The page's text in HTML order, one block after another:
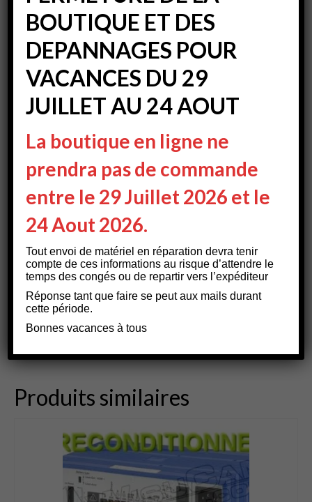
Brand
Description
Le générateur D+ est utilisé lorsque le connecteur D+ disponible
normalement sur l’alternateur (il fournit un signal dès que
l’alternateur et donc le moteur sont en
marche) est difficilement accessible ou si le véhicule de base est
équipé d’un alternateur sans connecteur D+.
Dans ces cas, la tension réellement disponible sur la batterie du
démarreur est déterminée afin de confirmer que l’alternateur est
en marche, puis utilisée pour
générer un signal D+ de substitution. La DEL jaune indique l’état
de la sortie D+.
Cette fonction est nécessaire quand des consommateurs qui
réfrigérateur absorbeur, antenne satellite, marquise, lucarne,
marchepied, etc.) sont utilisés.
J’aime ça :
Produits similaires
BOUTIQUE ET DES
DEPANNAGES POUR
VACANCES DU 29
JUILLET AU 24 AOUT
La boutique en ligne ne
prendra pas de commande
entre le 29 Juillet 2026 et le
24 Aout 2026.
Tout envoi de matériel en réparation devra tenir
compte de ces informations au risque d’attendre le
temps des congés ou de repartir vers l’expéditeur
Réponse tant que faire se peut aux mails durant
cette période.
Bonnes vacances à tous